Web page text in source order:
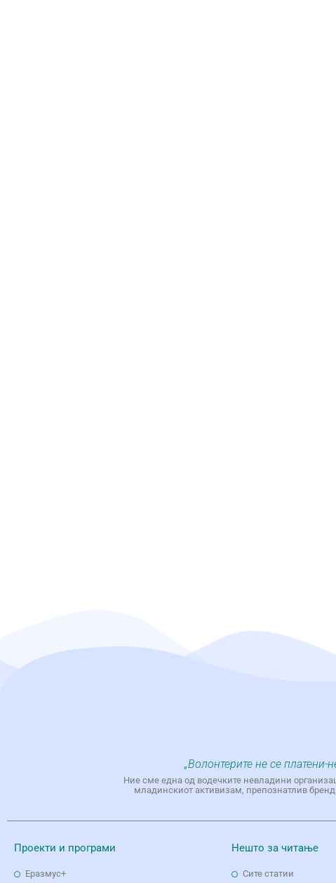
„Волонтерите не се платени-
Ние сме една од водечките невладини
младинскиот активизам, препознатлив
Проекти и програми
Еразмус+
Нешто за читање
Сите статии